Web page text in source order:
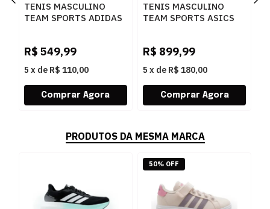
TENIS MASCULINO
TEAM SPORTS ADIDAS
R$ 549,99
5 x de R$ 110,00
TENIS MASCULINO
TEAM SPORTS ASICS
R$ 899,99
5 x de R$ 180,00
PRODUTOS DA MESMA MARCA
50% OFF